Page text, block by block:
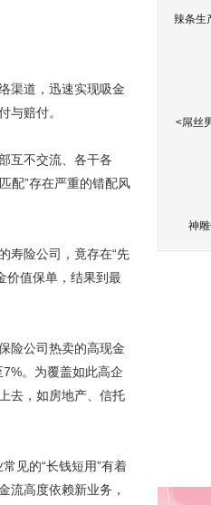
渠道，迅速实现吸金
与赔付。
互不交流、各干各
配”存在严重的错配风
险公司，竟存在“先
价值保单，结果到最
险公司热卖的高现金
。为覆盖如此高企
去，如房地产、信托
见的“长钱短用”有着
流高度依赖新业务，
辣条生
<屌丝
神